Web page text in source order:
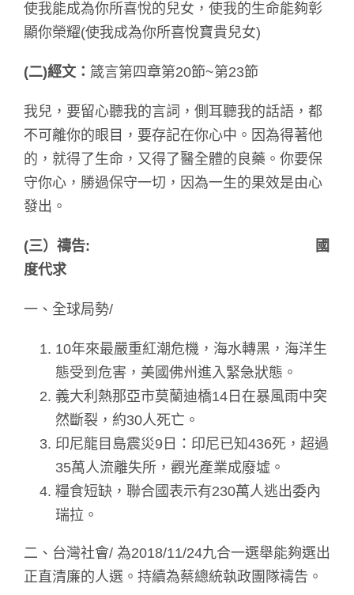
使我能成為你所喜悅的兒女，使我的生命能夠彰
顯你榮耀(使我成為你所喜悅寶貴兒女)
(二)經文： 箴言第四章第20節~第23節
我兒，要留心聽我的言詞，側耳聽我的話語，都
不可離你的眼目，要存記在你心中。因為得著他
的，就得了生命，又得了醫全體的良藥。你要保
守你心，勝過保守一切，因為一生的果效是由心
發出。
(三）禱告:
國
度代求
一、全球局勢/
10年來最嚴重紅潮危機，海水轉黑，海洋生
態受到危害，美國佛州進入緊急狀態。
義大利熱那亞市莫蘭迪橋14日在暴風雨中突
然斷裂，約30人死亡。
印尼龍目島震災9日：印尼已知436死，超過
35萬人流離失所，觀光產業成廢墟。
糧食短缺，聯合國表示有230萬人逃出委內
瑞拉。
二、台灣社會/ 為2018/11/24九合一選舉能夠選出
正直清廉的人選。持續為蔡總統執政團隊禱告。